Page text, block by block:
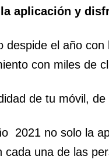
aplicación y
despide el año
con miles de
de tu móvil,
2021 no solo la
una de las